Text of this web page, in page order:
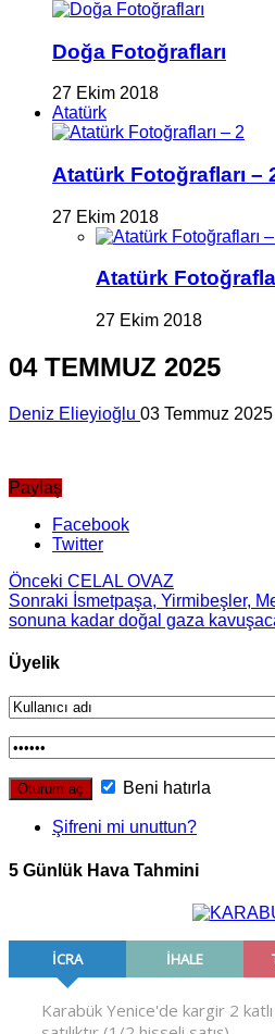
Doğa Fotoğrafları
27 Ekim 2018
Atatürk
Atatürk Fotoğrafları –
27 Ekim 2018
Atatürk
27 Ekim 2018
04 TEMMUZ 2025
Deniz Elieyioğlu 03 Temmuz 2025
Paylaş
Facebook
Twitter
Önceki CELAL OVAZ
Sonraki İsmetpaşa, Yirmibeşler,
sonuna kadar doğal gaza
Üyelik
Beni hatırla
Şifreni mi unuttun?
5 Günlük Hava Tahmini